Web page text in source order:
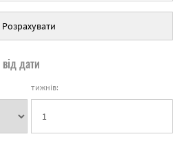
Розрахувати
дати
тижнів: